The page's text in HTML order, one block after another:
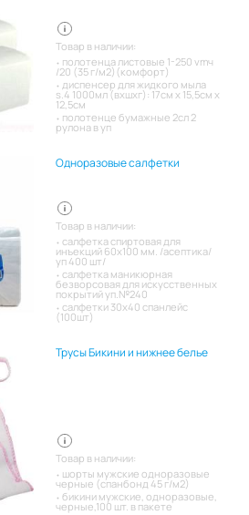
Товар в наличии:
полотенца листовые 1-250 vmч
/20 (35 г/м2)(комфорт)
диспенсер для жидкого мыла
s.4 1000мл (вхшхг): 17см x 15,5см x
12,5см
полотенце бумажные 2сл 2
рулона в уп
Одноразовые салфетки
Товар в наличии:
салфетка спиртовая для
инъекций 60х100 мм. /асептика/
уп 400 шт/
салфетка маникюрная
безворсовая для искусственных
покрытий уп.№240
салфетки 30х40 спанлейс
(100шт)
Трусы Бикини и нижнее белье
Товар в наличии:
шорты мужские одноразовые
черные (спанбонд 45 г/м2)
бикини мужские, одноразовые,
черные,100 шт. в пакете